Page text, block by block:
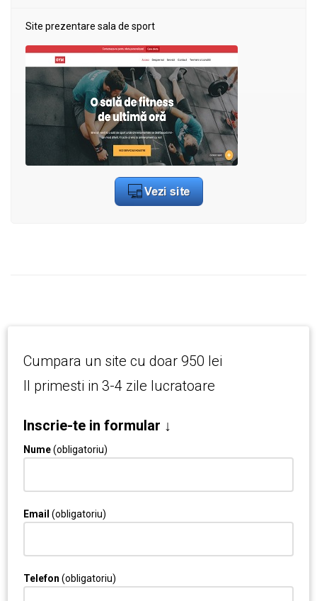
Site prezentare sala de sport
Cumpara un site cu doar 950 lei
Il primesti in 3-4 zile lucratoare
Inscrie-te in formular ↓
Nume(obligatoriu)
Email (obligatoriu)
Telefon (obligatoriu)